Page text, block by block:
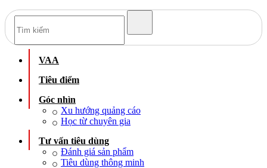
VAA
Tiêu điểm
Góc nhìn
Xu hướng quảng cáo
Học từ chuyên gia
Tư vấn tiêu dùng
Đánh giá sản phẩm
Tiêu dùng thông minh